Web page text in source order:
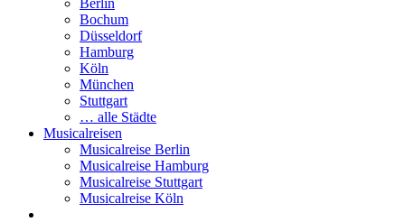
Berlin
Bochum
Düsseldorf
Hamburg
Köln
München
Stuttgart
… alle Städte
Musicalreisen
Musicalreise Berlin
Musicalreise Hamburg
Musicalreise Stuttgart
Musicalreise Köln